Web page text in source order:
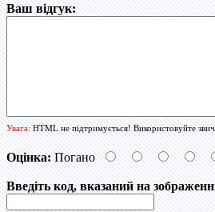
Ваш відгук:
Увага:HTML не підтримується! Використовуйте
Оцінка: Погано
Введіть код, вказаний на